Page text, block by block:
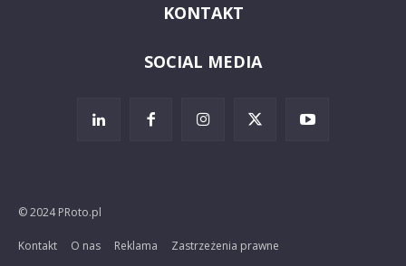
KONTAKT
SOCIAL MEDIA
© 2024 PRoto.pl
Kontakt O nas Reklama Zastrzeżenia prawne